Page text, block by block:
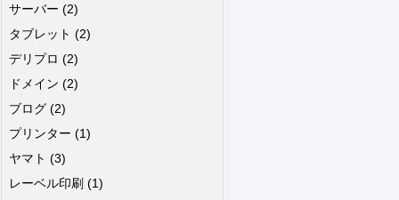
サーバー (2)
タブレット (2)
デリプロ (2)
ドメイン (2)
ブログ (2)
プリンター (1)
ヤマト (3)
レーベル印刷 (1)